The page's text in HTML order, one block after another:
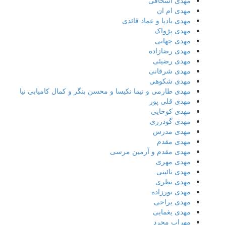
مهدی ام ان
مهدی بادپا و عماد قائدی
مهدی پژواک
مهدی جهانی
مهدی رضازاده
مهدی رضیئی
مهدی شرقانی
مهدی شکوهی
مهدی طارمی و نیما نکیسا و محسن بنگر و کمال کامیابی نیا
مهدی قلی پور
مهدی کوخایی
مهدی گودرزی
مهدی مدرس
مهدی مقدم
مهدی مقدم و آرمین مرسی
مهدی مهری
مهدی نائینی
مهدی نظری
مهدی نورزاده
مهدی یراحی
مهدی یغمایی
مهراب مجرد